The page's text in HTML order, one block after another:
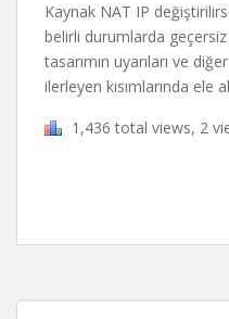
Kaynak NAT IP
belirli durumlarda
tasarımın uyarıları ve
ilerleyen kısımlarında ele
1,436 total views, 2